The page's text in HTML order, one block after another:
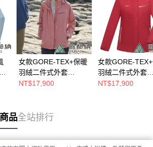
女款GORE-TEX+保暖
羽絨二件式外套
(A1GT2504W霧粉/防
NT$17,900
女款GORE-
羽絨二件式外套
(A1GT2504W緋
NT$17,900
品全站排行